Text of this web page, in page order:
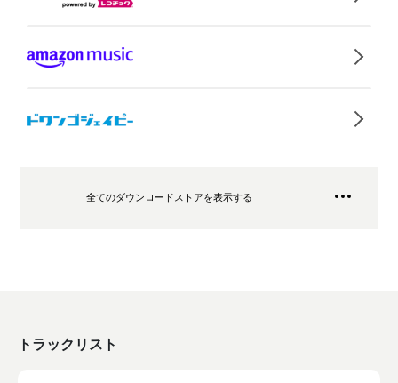
全てのダウンロードストアを表示する
トラックリスト